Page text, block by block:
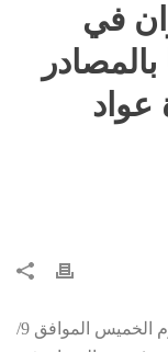
في
عواد
جرت على قاعة الادريسي في كلية الآداب يوم الخميس الموافق 9/